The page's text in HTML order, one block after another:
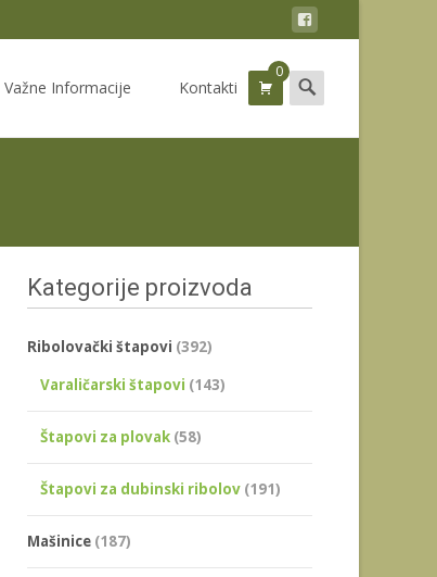
Važne Informacije Kontakti
0 Search
for:
Kategorije proizvoda
Ribolovački štapovi (392)
Varaličarski štapovi (143)
Štapovi za plovak (58)
Štapovi za dubinski ribolov (191)
Mašinice (187)